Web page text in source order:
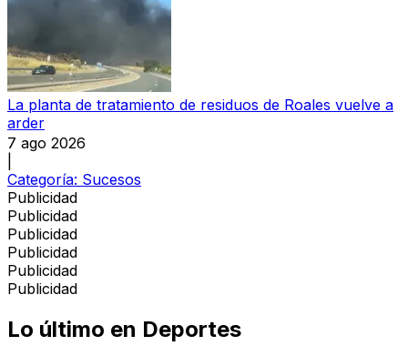
La planta de tratamiento de residuos de Roales vuelve a
arder
7 ago 2026
Categoría: Sucesos
Publicidad
Publicidad
Publicidad
Publicidad
Publicidad
Publicidad
Lo último en Deportes